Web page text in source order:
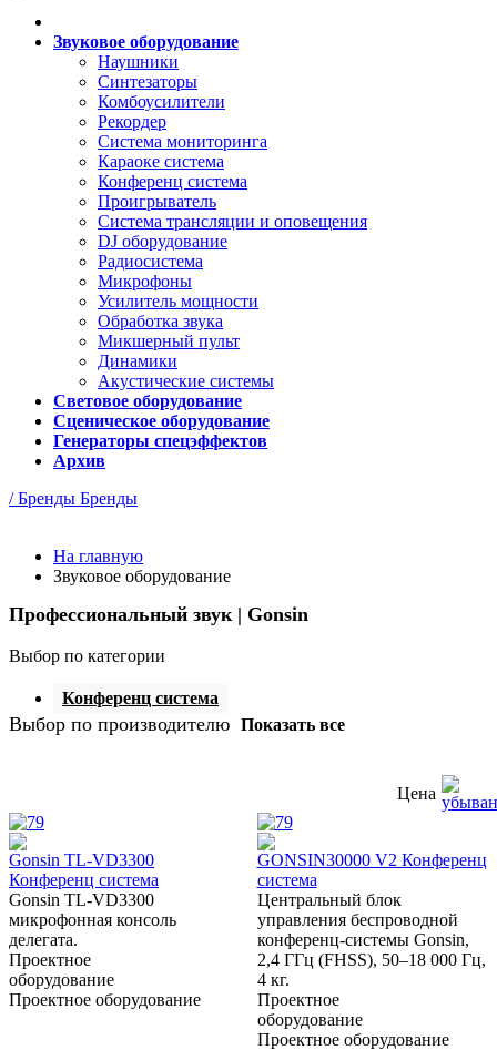
Звуковое оборудование
Наушники
Синтезаторы
Комбоусилители
Рекордер
Система мониторинга
Караоке система
Конференц система
Проигрыватель
Система трансляции и оповещения
DJ оборудование
Радиосистема
Микрофоны
Усилитель мощности
Обработка звука
Микшерный пульт
Динамики
Акустические системы
Световое оборудование
Сценическое оборудование
Генераторы спецэффектов
Архив
/ Бренды Бренды
На главную
Звуковое оборудование
Профессиональный звук | Gonsin
Выбор по категории
Конференц система
Выбор по производителю Показать все
Цена
Gonsin TL-VD3300
Конференц система
Gonsin TL-VD3300
микрофонная консоль
делегата.
Проектное
оборудование
Проектное оборудование
GONSIN30000 V2 Конференц
система
Центральный блок
управления беспроводной
конференц-системы Gonsin,
2,4 ГГц (FHSS), 50–18 000 Гц,
4 кг.
Проектное
оборудование
Проектное оборудование